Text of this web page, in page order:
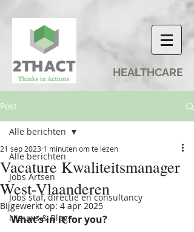
HEALTHCARE
Post
Alle berichten
Jobs Artsen
Jobs staf, directie en consultancy
Nieuws & Blog
Alle berichten
Vacature Kwaliteitsmanager
West-Vlaanderen
21 sep 2023 1 minuten om te lezen
Bijgewerkt op: 4 apr 2025
What’s in it for you?